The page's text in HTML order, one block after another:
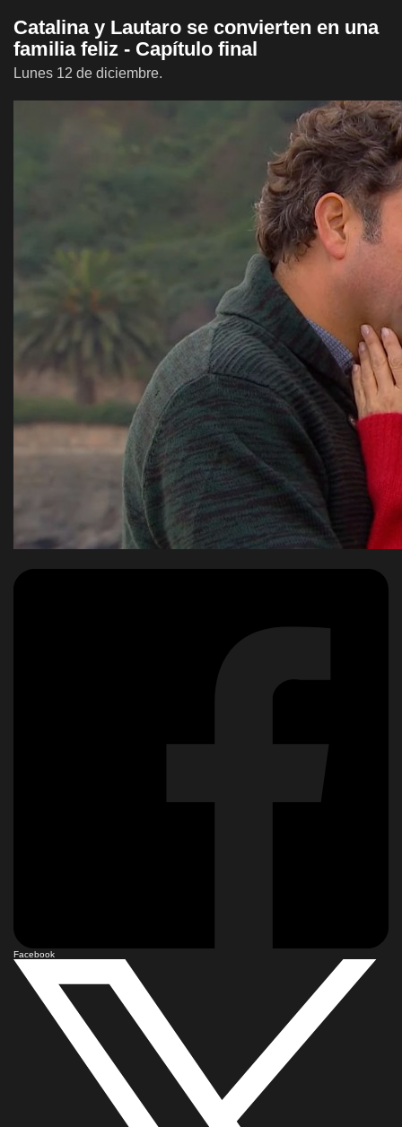
Catalina y Lautaro se convierten en una
familia feliz - Capítulo final
Lunes 12 de diciembre.
Facebook